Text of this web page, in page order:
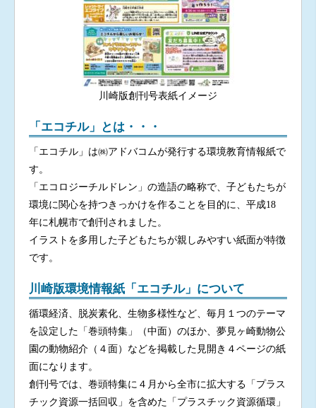
川崎版創刊号表紙イメージ
「エコチル」とは・・・
「エコチル」は㈱アドバコムが発行する環境教育情報紙で
す。
「エコロジーチルドレン」の造語の略称で、子どもたちが
環境に関心を持つきっかけを作ることを目的に、平成18
年に札幌市で創刊されました。
イラストを多用した子どもたちが親しみやすい紙面が特徴
です。
川崎版環境情報紙「エコチル」について
循環経済、脱炭素化、生物多様性など、毎月１つのテーマ
を設定した「巻頭特集」（中面）のほか、夢見ヶ崎動物公
園の動物紹介（４面）などを掲載した見開き４ページの紙
面になります。
創刊号では、巻頭特集に４月から全市に拡大する「プラス
チック資源一括回収」を含めた「プラスチック資源循環」